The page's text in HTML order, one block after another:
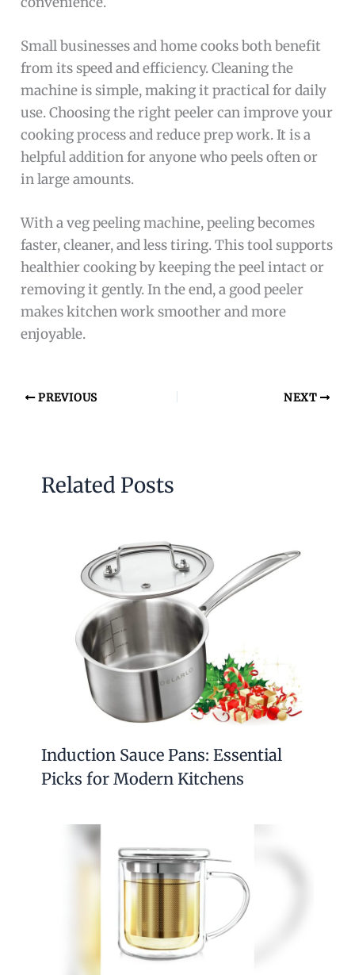
Small businesses and home cooks both benefit
from its speed and efficiency. Cleaning the
machine is simple, making it practical for daily
use. Choosing the right peeler can improve your
cooking process and reduce prep work. It is a
helpful addition for anyone who peels often or
in large amounts.
With a veg peeling machine, peeling becomes
faster, cleaner, and less tiring. This tool supports
healthier cooking by keeping the peel intact or
removing it gently. In the end, a good peeler
makes kitchen work smoother and more
enjoyable.
PREVIOUS NEXT
Related Posts
Induction Sauce Pans: Essential
Picks for Modern Kitchens